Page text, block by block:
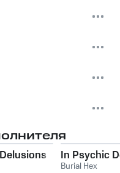
In Psychic
Burial Hex